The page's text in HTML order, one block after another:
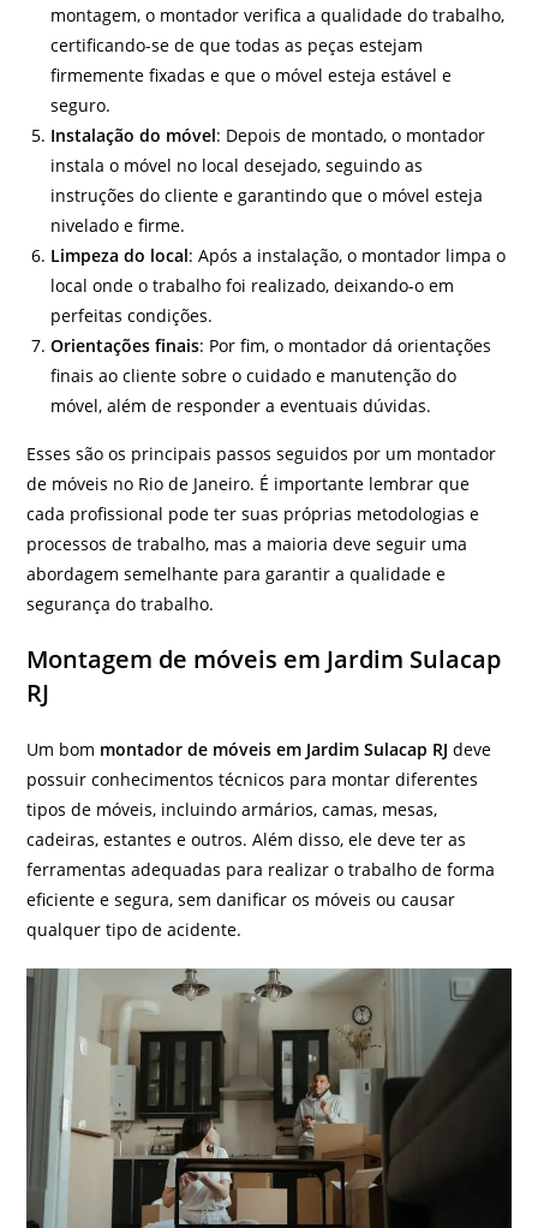
montagem, o montador verifica a qualidade do trabalho,
certificando-se de que todas as peças estejam
firmemente fixadas e que o móvel esteja estável e
seguro.
Instalação do móvel: Depois de montado, o montador
instala o móvel no local desejado, seguindo as
instruções do cliente e garantindo que o móvel esteja
nivelado e firme.
Limpeza do local: Após a instalação, o montador limpa o
local onde o trabalho foi realizado, deixando-o em
perfeitas condições.
Orientações finais: Por fim, o montador dá orientações
finais ao cliente sobre o cuidado e manutenção do
móvel, além de responder a eventuais dúvidas.
Esses são os principais passos seguidos por um montador
de móveis no Rio de Janeiro. É importante lembrar que
cada profissional pode ter suas próprias metodologias e
processos de trabalho, mas a maioria deve seguir uma
abordagem semelhante para garantir a qualidade e
segurança do trabalho.
Montagem de móveis em Jardim Sulacap
RJ
Um bom montador de móveis em Jardim Sulacap RJ deve
possuir conhecimentos técnicos para montar diferentes
tipos de móveis, incluindo armários, camas, mesas,
cadeiras, estantes e outros. Além disso, ele deve ter as
ferramentas adequadas para realizar o trabalho de forma
eficiente e segura, sem danificar os móveis ou causar
qualquer tipo de acidente.